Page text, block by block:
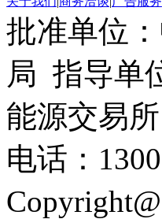
批准单位
局 指导单
能源交易所
电话：